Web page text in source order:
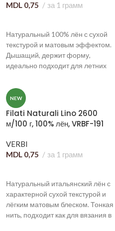
MDL 0,75 за 1 грамм
Натуральный 100% лён с сухой
текстурой и матовым эффектом.
Дышащий, держит форму,
идеально подходит для летних
после стирки.
NEW
Filati Naturali Lino 2600
м/100 г, 100% лён, VRBF-191
VERBI
MDL 0,75 за 1 грамм
Натуральный итальянский лён с
характерной сухой текстурой и
лёгким матовым блеском. Тонкая
нить, подходит как для вязания в